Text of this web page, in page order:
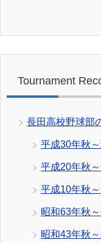
Tournament
長田高校野球部
平成30年秋
平成20年秋
平成10年秋
昭和63年秋
昭和43年秋